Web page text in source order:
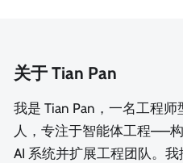
关于 Tian Pan
我是 Tian Pan，一名工程师
人，专注于智能体工程——
AI 系统并扩展工程团队。